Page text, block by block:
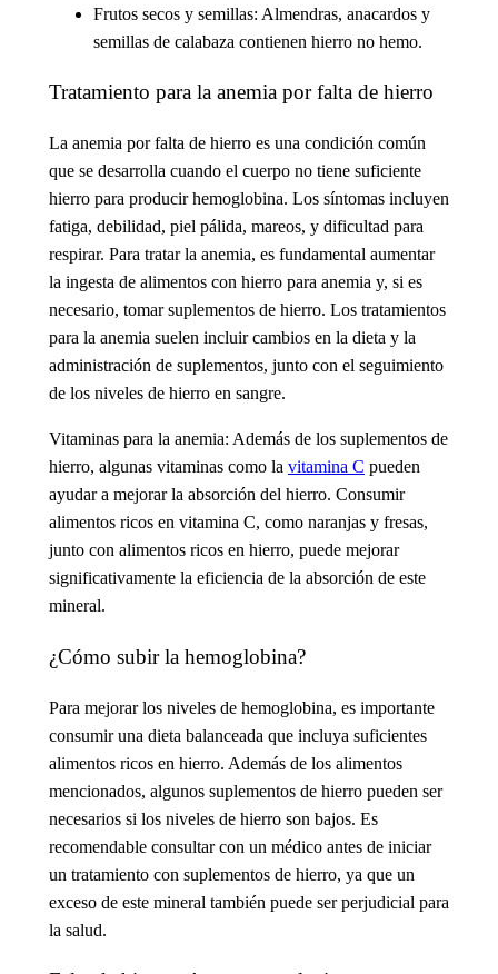
Frutos secos y semillas: Almendras, anacardos y
semillas de calabaza contienen hierro no hemo.
Tratamiento para la anemia por falta de hierro
La anemia por falta de hierro es una condición común
que se desarrolla cuando el cuerpo no tiene suficiente
hierro para producir hemoglobina. Los síntomas incluyen
fatiga, debilidad, piel pálida, mareos, y dificultad para
respirar. Para tratar la anemia, es fundamental aumentar
la ingesta de alimentos con hierro para anemia y, si es
necesario, tomarsuplementos de hierro. Los tratamientos
para la anemia suelen incluir cambios en la dieta y la
administración de suplementos, junto con el seguimiento
de los niveles de hierro en sangre.
Vitaminas para la anemia: Además de los suplementos de
hierro, algunas vitaminas como la vitamina C pueden
ayudar a mejorar la absorción del hierro. Consumir
alimentos ricos en vitamina C, como naranjas y fresas,
junto con alimentos ricos en hierro, puede mejorar
significativamente la eficiencia de la absorción de este
mineral.
¿Cómo subir la hemoglobina?
Para mejorar los niveles de hemoglobina, es importante
consumir una dieta balanceada que incluya suficientes
alimentos ricos en hierro. Además de los alimentos
mencionados, algunos suplementos de hierro pueden ser
necesarios si los niveles de hierro son bajos. Es
recomendable consultar con un médico antes de iniciar
un tratamiento con suplementos de hierro, ya que un
exceso de este mineral también puede ser perjudicial para
la salud.